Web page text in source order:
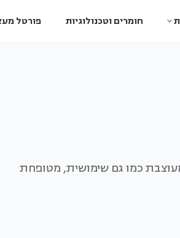
חומרים וטכנולוגיות פורטל
כמו גם שימושית, מטופחת